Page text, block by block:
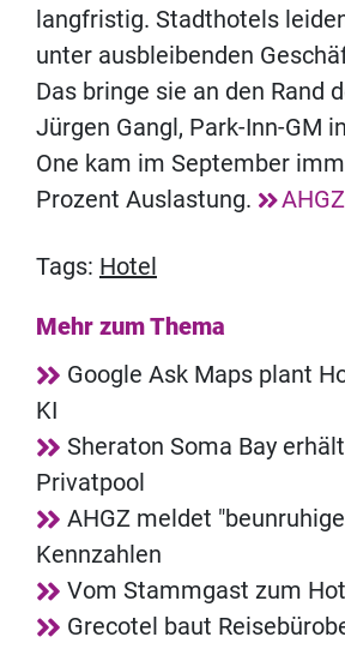
langfristig. Stadthotels
unter ausbleibenden
Das bringe sie an den Rand
Jürgen Gangl, Park-Inn-GM
One kam im September
Prozent Auslastung.
AHGZ
Tags: Hotel
Mehr zum Thema
Google Ask Maps plant
KI
Sheraton Soma Bay
Privatpool
AHGZ meldet
Kennzahlen
Vom Stammgast zum
Grecotel baut